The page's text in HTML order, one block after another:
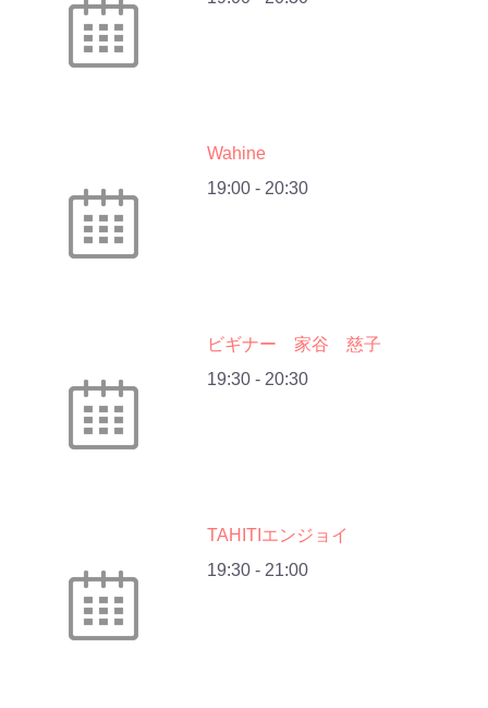
Wahine
19:00 - 20:30
ビギナー 家谷 慈子
19:30 - 20:30
TAHITIエンジョイ
19:30 - 21:00